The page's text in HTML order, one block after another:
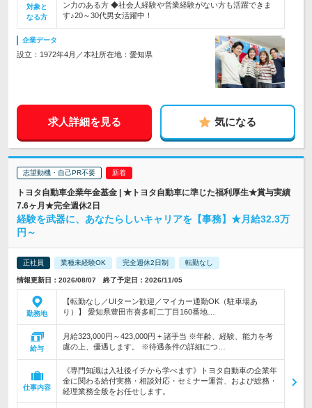
対象と
なる方
ン力のある方 ◆社会人経験や営業経験がない方も活躍できま
す♪20～30代男女活躍中！
企業データ
設立：1972年4月／本社所在地：愛知県
求人詳細を見る 気になる
志望動機・自己PR不要
トヨタ自動車企業年金基金 | ★トヨタ自動車に準じた福利厚生★賞与実績
7.6ヶ月★完全週休2日
経験を武器に、あなたらしいキャリアを【事務】★月給32.3万
円～
正社員 業種未経験OK 完全週休2日制 転勤なし
情報更新日：2026/08/07 終了予定日：2026/11/05
勤務地
【転勤なし／UIターン歓迎／マイカー通勤OK（駐車場あ
り）】 愛知県豊田市喜多町二丁目160番地…
給与
月給323,000円～423,000円 + 諸手当 ※年齢、経験、能力を考
慮の上、優遇します。 ※待遇条件の詳細につ…
仕事内容
《専門知識は入社後イチから学べます》トヨタ自動車の企業年
金に関わる給付実務・相談対応・セミナー運営、および総務・
経理業務全般をお任せします。